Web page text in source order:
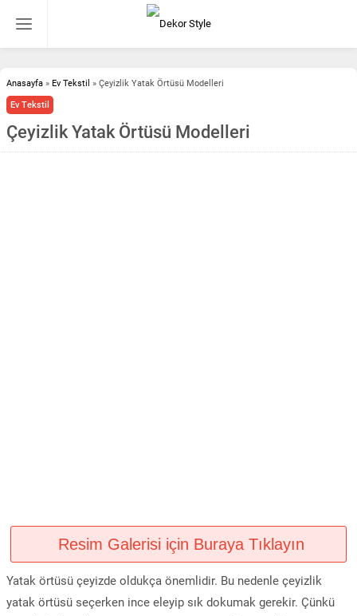
Anasayfa » Ev Tekstil » Çeyizlik Yatak Örtüsü Modelleri
Ev Tekstil
Çeyizlik Yatak Örtüsü Modelleri
Resim Galerisi için Buraya Tıklayın
Yatak örtüsü çeyizde oldukça önemlidir. Bu nedenle çeyizlik
yatak örtüsü seçerken ince eleyip sık dokumak gerekir. Çünkü